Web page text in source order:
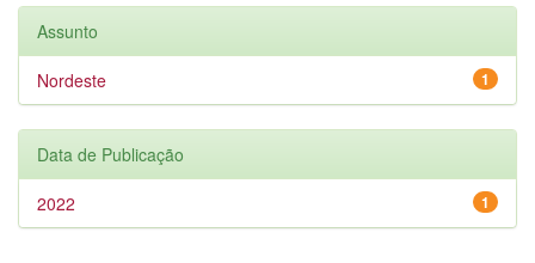
Assunto
1
Nordeste
Data de Publicação
1
2022